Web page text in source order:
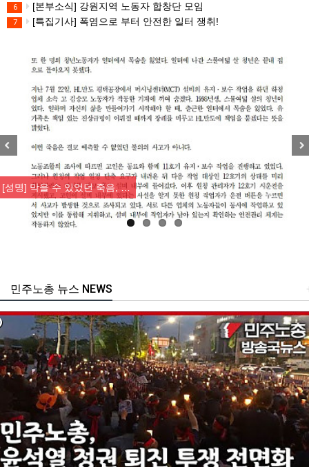
6 [본부소식] 강원지역 노동자 합창단 모임
7 [특집기사] 폭염으로 부터 안전한 일터 쟁취!
[성명] 막을 수 있었던 죽음, …
주노총 뉴스 NEWS